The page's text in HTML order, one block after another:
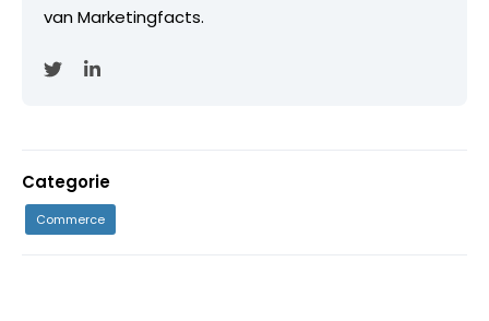
van Marketingfacts.
Categorie
Commerce